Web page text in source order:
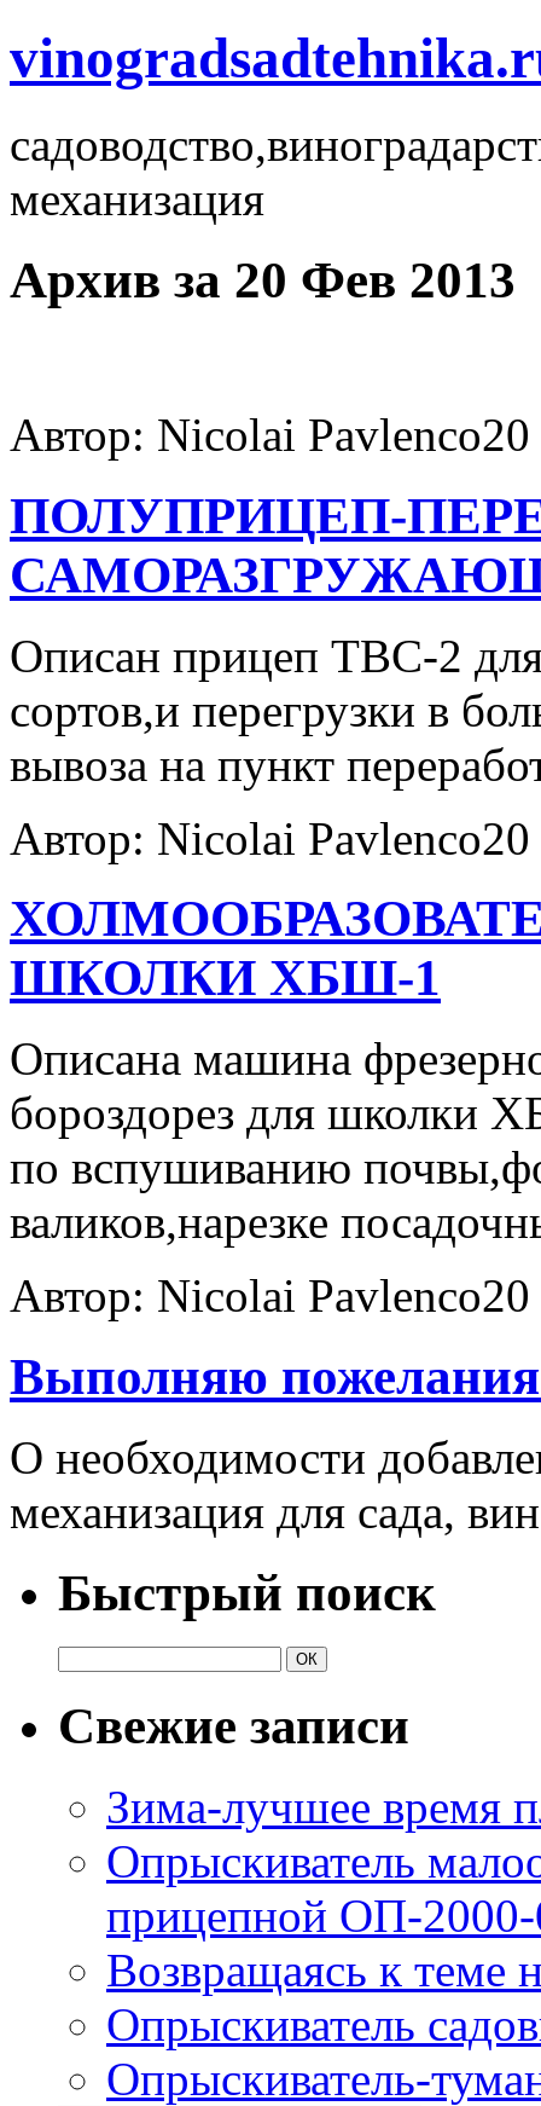
механизация
Архив за 20 Фев 2013
Автор: Nicolai Pavlenco
ПОЛУПРИЦЕП-
Описан прицеп ТВС-2 для
сортов,и перегрузки в
вывоза на пункт
Автор: Nicolai Pavlenco
ШКОЛКИ ХБШ-1
Описана машина
бороздорез для школки
по вспушиванию
валиков,нарезке
Автор: Nicolai Pavlenco
Выполняю пожелания
О необходимости
механизация для сада,
Быстрый поиск
Свежие записи
Зима-лучшее время
Опрыскиватель
прицепной ОП-
Возвращаясь к теме
Опрыскиватель
Опрыскиватель-